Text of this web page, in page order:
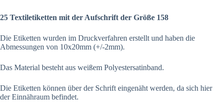
25 Textiletiketten mit der Aufschrift der Größe 158
Die Etiketten wurden im Druckverfahren erstellt und haben die
Abmessungen von 10x20mm (+/-2mm).
Das Material besteht aus weißem Polyestersatinband.
Die Etiketten können über der Schrift eingenäht werden, da sich hier
der Einnähraum befindet.